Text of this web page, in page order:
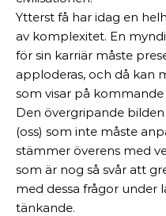
Ytterst få har idag en
av komplexitet. En
för sin karriär måste
apploderas, och då kan
som visar på
Den övergripande
(oss) som inte måste
stämmer överens med
som är nog så svår att
med dessa frågor under
tänkande.